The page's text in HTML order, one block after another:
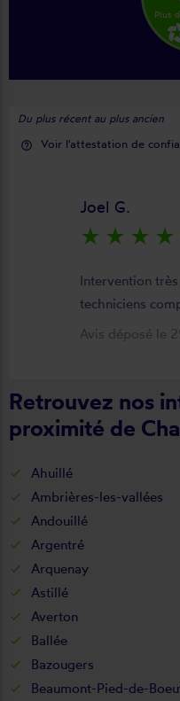
Plus
Du plus récent au plus ancien
help_outline Voir l'attestation de
Joel G.
star_rate star_rate star_rate star_rate
Intervention
techniciens
Avis déposé le
Retrouvez nos
proximité de
Ahuillé
Ambrières-les-vallées
Andouillé
Argentré
Arquenay
Astillé
Averton
Ballée
Bazougers
Beaumont-Pied-de-